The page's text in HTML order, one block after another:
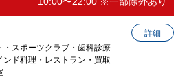
詳細
・スポーツクラブ・歯科診療
ンド料理・レストラン・買取